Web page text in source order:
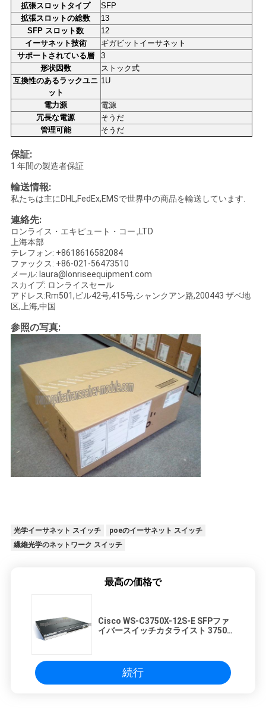
SITEMAP
プ
ラ
イ
バ
シ
ー
ポ
リ
シ
ー
拡張スロットタイプ
SFP
拡張スロットの総数
13
SFP スロット数
12
イーサネット技術
ギガビットイーサネット
サポートされている層
3
形状因数
ストック式
互換性のあるラックユニ
ット
1U
電力源
電源
冗長な電源
そうだ
管理可能
そうだ
保証:
1 年間の製造者保証
輸送情報:
私たちは主にDHL,FedEx,EMSで世界中の商品を輸送しています.
連絡先:
ロンライス・エキピュート・コー.,LTD
上海本部
テレフォン: +8618616582084
ファックス: +86-021-56473510
メール: laura@lonriseequipment.com
スカイプ: ロンライスセール
アドレス:Rm501,ビル42号,415号,シャンクアン路,200443 ザベ地
区,上海,中国
参照の写真:
光学イーサネット スイッチ
poeのイーサネット スイッチ
繊維光学のネットワーク スイッチ
最高の価格で
Cisco WS-C3750X-12S-E SFPファ
イバースイッチカタライスト 3750X
続行